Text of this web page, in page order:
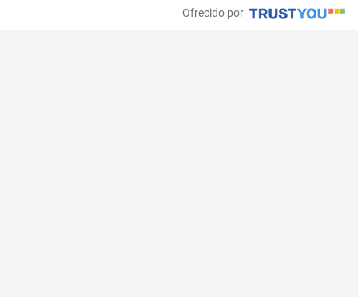
Ofrecido por